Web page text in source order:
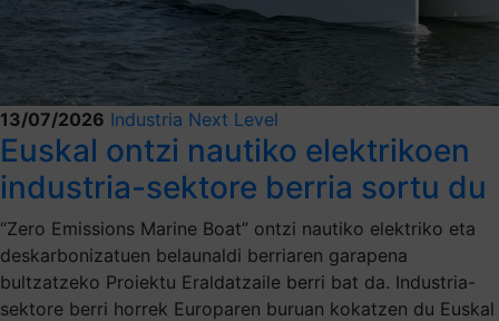
13/07/2026 Industria Next Level
Euskal ontzi nautiko elektrikoen
industria-sektore berria sortu du
“Zero Emissions Marine Boat” ontzi nautiko elektriko eta
deskarbonizatuen belaunaldi berriaren garapena
bultzatzeko Proiektu Eraldatzaile berri bat da. Industria-
sektore berri horrek Europaren buruan kokatzen du Euskal